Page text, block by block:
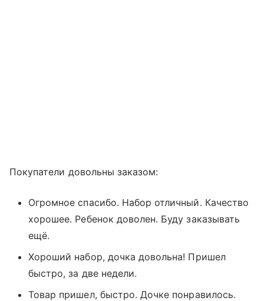
Покупатели довольны заказом:
Огромное спасибо. Набор отличный. Качество
хорошее. Ребенок доволен. Буду заказывать
ещё.
Хороший набор, дочка довольна! Пришел
быстро, за две недели.
Товар пришел, быстро. Дочке понравилось.